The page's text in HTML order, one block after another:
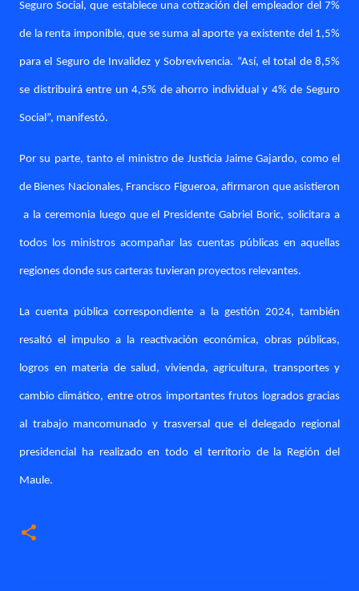
Seguro Social, que establece una cotización del empleador del 7%
de la renta imponible, que se suma al aporte ya existente del 1,5%
para el Seguro de Invalidez y Sobrevivencia. “Así, el total de 8,5%
se distribuirá entre un 4,5% de ahorro individual y 4% de Seguro
Social”, manifestó.
Por su parte, tanto el ministro de Justicia Jaime Gajardo, como el
de Bienes Nacionales, Francisco Figueroa, afirmaron que asistieron
a la ceremonia luego que el Presidente Gabriel Boric, solicitara a
todos los ministros acompañar las cuentas públicas en aquellas
regiones donde sus carteras tuvieran proyectos relevantes.
La cuenta pública correspondiente a la gestión 2024, también
resaltó el impulso a la reactivación económica, obras públicas,
logros en materia de salud, vivienda, agricultura, transportes y
cambio climático, entre otros importantes frutos logrados gracias
al trabajo mancomunado y trasversal que el delegado regional
presidencial ha realizado en todo el territorio de la Región del
Maule.